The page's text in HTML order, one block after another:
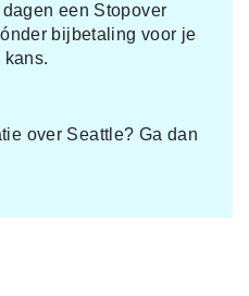
een Stopover
bijbetaling voor je
over Seattle? Ga dan